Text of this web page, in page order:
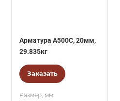
Арматура А500С, 20мм,
29.835кг
Заказать
Размер, мм